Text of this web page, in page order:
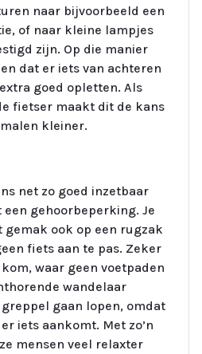
naar bijvoorbeeld een
of naar kleine lampjes
zijn. Op die manier
dat er iets van achteren
goed opletten. Als
fietser maakt dit de kans
kleiner.
net zo goed inzetbaar
gehoorbeperking. Je
gemak ook op een rugzak
fiets aan te pas. Zeker
waar geen voetpaden
wandelaar
gaan lopen, omdat
iets aankomt. Met zo’n
mensen veel relaxter